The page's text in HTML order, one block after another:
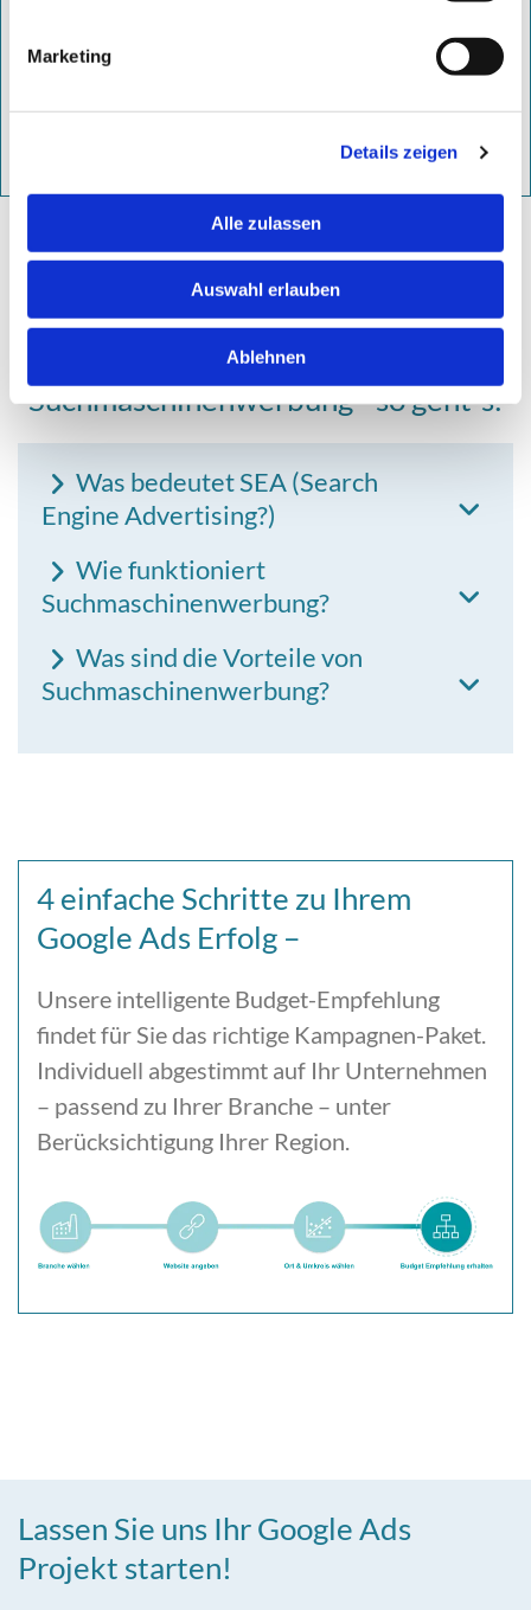
Marketing
Details zeigen
Alle zulassen
Auswahl erlauben
Ablehnen
sorgen für maximale Präsenz und einer optimalen
weitere Informationen
Jetzt Rolf Thiemann anrufen
Suchmaschinenwerbung - so geht´s:
Was bedeutet SEA (Search
Engine Advertising?)
Wie funktioniert
Suchmaschinenwerbung?
Was sind die Vorteile von
Suchmaschinenwerbung?
4 einfache Schritte zu Ihrem
Google Ads Erfolg –
Unsere intelligente Budget-Empfehlung
findet für Sie das richtige Kampagnen-Paket.
Individuell abgestimmt auf Ihr Unternehmen
– passend zu Ihrer Branche – unter
Berücksichtigung Ihrer Region.
Lassen Sie uns Ihr Google Ads
Projekt starten!